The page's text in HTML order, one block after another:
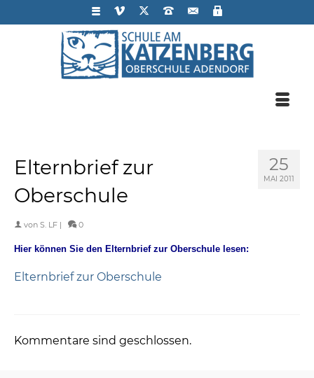
25
MAI 2011
Elternbrief zur
Oberschule
von S. LF | 0
Hier können Sie den Elternbrief zur Oberschule lesen:
Elternbrief zur Oberschule
Kommentare sind geschlossen.